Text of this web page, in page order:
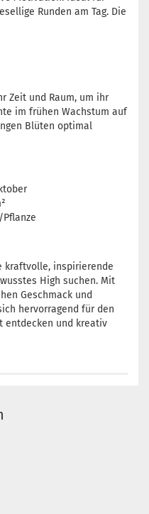
Runden am Tag. Die
Zeit und Raum, um ihr
im frühen Wachstum auf
Blüten optimal
Pflanze
kraftvolle, inspirierende
High suchen. Mit
Geschmack und
hervorragend für den
entdecken und kreativ